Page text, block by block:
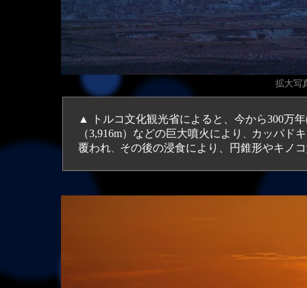
拡大写
▲ トルコ文化観光省によると、今から300万
（3,916m）などの巨大噴火により 、
カッパド
覆われ、 その後の浸食により、円錐形やキノ